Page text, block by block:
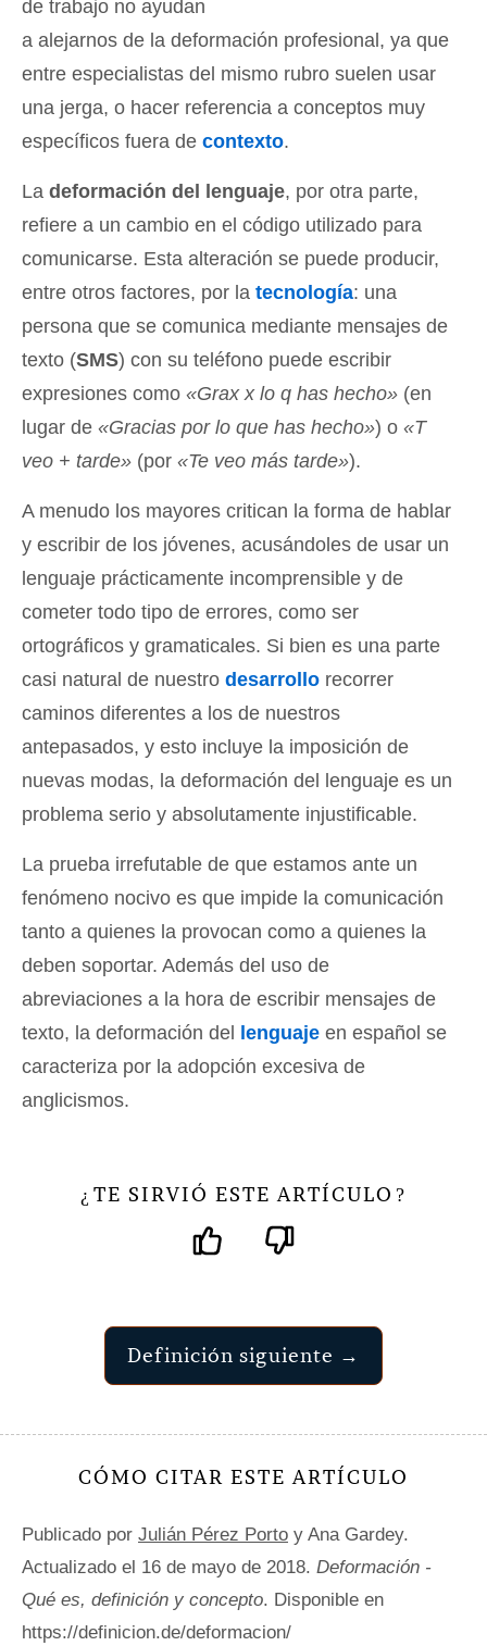
de trabajo no ayudan
a alejarnos de la deformación profesional, ya que
entre especialistas del mismo rubro suelen usar
una jerga, o hacer referencia a conceptos muy
específicos fuera de contexto.
La deformación del lenguaje, por otra parte,
refiere a un cambio en el código utilizado para
comunicarse. Esta alteración se puede producir,
entre otros factores, por la tecnología: una
persona que se comunica mediante mensajes de
texto (SMS) con su teléfono puede escribir
expresiones como «Grax x lo q has hecho» (en
lugar de «Gracias por lo que has hecho») o «T
veo + tarde» (por «Te veo más tarde»).
A menudo los mayores critican la forma de hablar
y escribir de los jóvenes, acusándoles de usar un
lenguaje prácticamente incomprensible y de
cometer todo tipo de errores, como ser
ortográficos y gramaticales. Si bien es una parte
casi natural de nuestro desarrollo recorrer
caminos diferentes a los de nuestros
antepasados, y esto incluye la imposición de
nuevas modas, la deformación del lenguaje es un
problema serio y absolutamente injustificable.
La prueba irrefutable de que estamos ante un
fenómeno nocivo es que impide la comunicación
tanto a quienes la provocan como a quienes la
deben soportar. Además del uso de
abreviaciones a la hora de escribir mensajes de
texto, la deformación del
lenguaje en español se
caracteriza por la adopción excesiva de
anglicismos.
¿ TE SIRVIÓ ESTE ARTÍCULO ?
Definición siguiente →
CÓMO CITAR ESTE ARTÍCULO
Publicado por Julián Pérez Porto y Ana Gardey.
Actualizado el 16 de mayo de 2018. Deformación -
Qué es, definición y concepto. Disponible en
https://definicion.de/deformacion/